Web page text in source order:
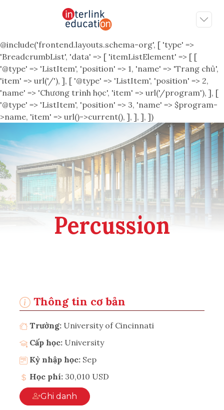
@include('frontend.layouts.schema-org', [ 'type' =>
'BreadcrumbList', 'data' => [ 'itemListElement' => [ [
'@type' => 'ListItem', 'position' => 1, 'name' => 'Trang chủ',
'item' => url('/'), ], [ '@type' => 'ListItem', 'position' => 2,
'name' => 'Chương trình học', 'item' => url('/program'), ], [
'@type' => 'ListItem', 'position' => 3, 'name' => $program-
>name, 'item' => url()->current(), ], ], ], ])
Percussion
Thông tin cơ bản
Trường: University of Cincinnati
Cấp học: University
Kỳ nhập học: Sep
Học phí: 30,010 USD
Ghi danh